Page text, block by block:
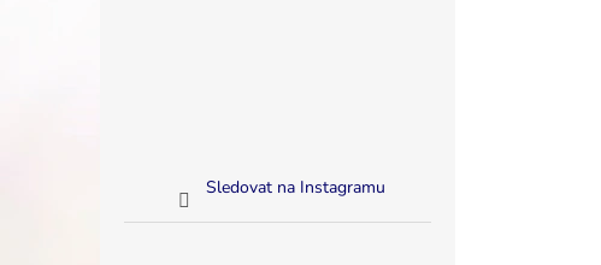
Sledovat na Instagramu